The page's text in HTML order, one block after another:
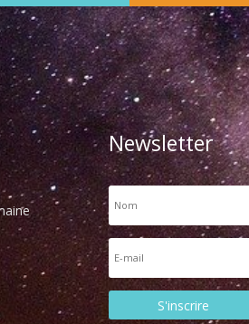
Newsletter
S'inscrire